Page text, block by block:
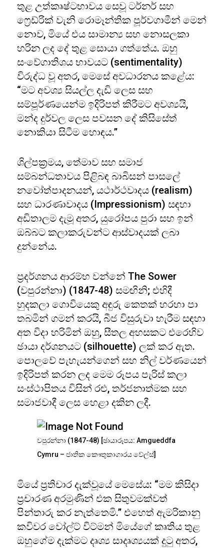
තුළ උත්කෘෂ්ටභාවය සෙවූ ටර්නර් සහ
ෆ්‍රෙඩ්රික් වැනි රොමෑන්තික පූර්වගාමීන් මෙන්
නොව, මියේ එය සාමාන්‍ය සහ නොසලකා
හරින ලද දේ තුළ සොයා ගත්තේය. ඔහු
සංවේගාතිශය භාවයට (sentimentality)
විරුද්ධ වූ අතර, මෙසේ අවධාරනය කළේය:
“මට අවශ්‍ය සියල්ල දැඩි ලෙස සහ
සම්පූර්ණයෙන්ම ඉදිරිපත් කිරීමට අවශ්‍යයි,
මන්ද දුර්වල ලෙස පවසන දේ කිසිසේත්
නොකියා සිටීම හොඳය.”
ශිල්පක්‍රමය, තේමාව සහ සමාජ
සම්බන්ධතාවය පිළිබඳ බාබිසන් පාසලේ
නවෝත්පාදනයන්, යථාර්ථවාදය (realism)
සහ ධාරණාවාදය (Impressionism) සඳහා
අඩිතාලම දැමූ අතර, යුරෝපය පුරා සහ ඉන්
ඔබ්බට කලාකරුවන්ට ආස්වාදයක් ලබා
දුන්නේය.
ප්‍රදර්ශනය ආරම්භ වන්නේ The Sower
(වපුරන්නා) (1847-48) සමඟිනි; එහිදී
හුදකලා ගොවියෙකු අඳුරු කෙතක් හරහා පා
තබමින් ගමන් කරයි, බීජ විසුරුවා හැරීම සඳහා
අත විදා හරිමින් ඔහු, සීතල අහසකට එරෙහිව
ඡායා දර්ශනයට (silhouette) ලක් කර ඇත.
පොලවේ පැහැයන්ගෙන් සහ නිල් වර්ණයෙන්
ඉදිරිපත් කරන ලද මෙම රූපය පැරිස් කලා
සංස්ථාපිතය විසින් රළු, තර්ජනාත්මක සහ
සමාජවාදී ලෙස හෙළා දකින ලදී.
වපුරන්නා (1847-48) [ඡායාරූපය: Amgueddfa
Cymru – ජාතික කෞතුකාගාරය වේල්ස්]
මියේ ප්‍රතිචාර දැක්වූයේ මෙසේය: “මම කිසිදා
ප්‍රචාරණ අරමුණින් එක සිතුවමක්වත්
පින්තාරු කර නැත්තෙමි.” එහෙත් ඇමරිකානු
කවිවර වෝල්ට් විට්මන් මියේගේ කෘතිය තුළ
ඔහුගේම දැක්මට දෘශ්‍ය සාදෘශ්‍යයක් දුටු අතර,